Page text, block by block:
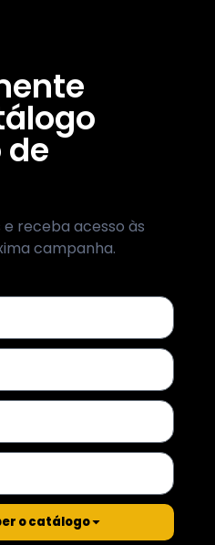
receba acesso às
campanha.
o catálogo